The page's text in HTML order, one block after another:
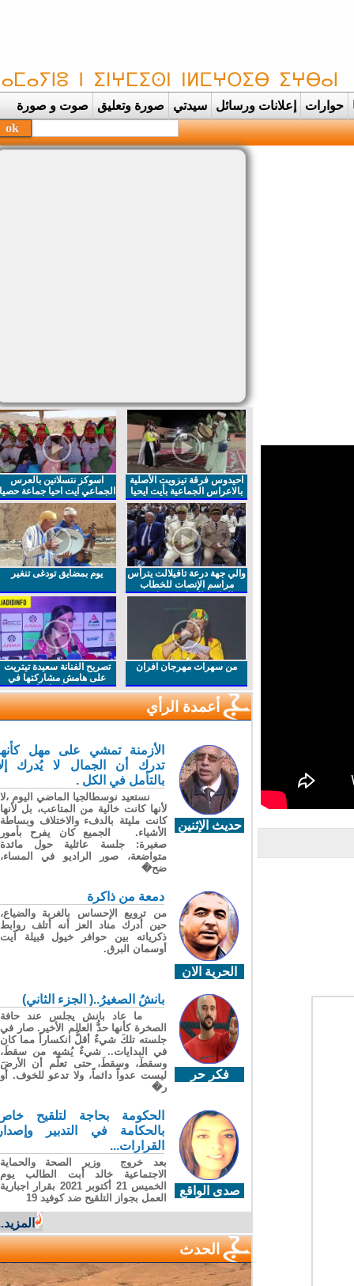
حوارات إعلانات ورسائل سيدتي صورة وتعليق صوت و صورة
احيدوس فرقة تيزويت الأصلية
بالاعراس الجماعية بأيت ايحيا
اسوكز نتسلاتين بالعرس
الجماعي ايت احيا جماعة حصيا
والي جهة درعة تافيلالت يترأس
مراسم الإنصات للخطاب
الملكي السامي بمناسبة
يوم بمضايق تودغى تنغير
من سهرات مهرجان افران
تصريح الفنانة سعيدة تيتريت
على هامش مشاركتها في
مهرجان افران
أعمدة الرأي
حديث الإثنين
الأزمنة تمشي على مهل كأنها
تدرك أن الجمال لا يُدرك إلا
بالتأمل في الكل .
نستعيد نوسطالجيا الماضي اليوم ،لا
لأنها كانت خالية من المتاعب، بل لأنها
كانت مليئة بالدفء والاختلاف وبساطة
الأشياء. الجميع كان يفرح بأمور
صغيرة: جلسة عائلية حول مائدة
متواضعة، صور الراديو في المساء،
ضح�
الحرية الان
دمعة من ذاكرة
من ترويع الإحساس بالغربة والضياع،
حين أدرك مناد العز أنه أتلف روابط
ذكرياته بين حوافر خيول قبيلة آيت
أوسمان البرق.
فكر حر
بانشُ الصغيرُ..( الجزء الثاني)
ما عاد بانش يجلس عند حافة
الصخرة كأنها حدُّ العالم الأخير. صار في
جلسته تلكَ شيءٌ أقلُّ انكساراً مما كان
في البدايات.. شيءٌ يُشبِه من سقطَ،
وسقطَ، وسقطَ، حتى تعلّم أن الأرضَ
ليست عدواً دائماً، ولا تدعو للخوف. أو
ر�
صدى الواقع
الحكومة بحاجة لتلقيح خاص
بالحكامة في التدبير وإصدار
القرارات...
بعد خروج وزير الصحة والحماية
الاجتماعية خالد أبت الطالب يوم
الخميس 21 أكتوبر 2021 بقرار اجبارية
العمل بجواز التلقيح ضد كوفيد 19
المزيد...
الحدث